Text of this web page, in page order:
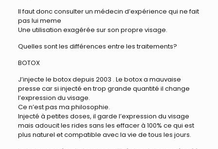
Il faut donc consulter un médecin d’expérience qui ne fait
pas lui meme
Une utilisation exagérée sur son propre visage.
Quelles sont les différences entre les traitements?
BOTOX
J’injecte le botox depuis 2003 . Le botox a mauvaise
presse car si injecté en trop grande quantité il change
l’expression du visage.
Ce n’est pas ma philosophie.
Injecté à petites doses, il garde l’expression du visage
mais adoucit les rides sans les effacer à 100% ce qui est
plus naturel et compatible avec la vie de tous les jours.